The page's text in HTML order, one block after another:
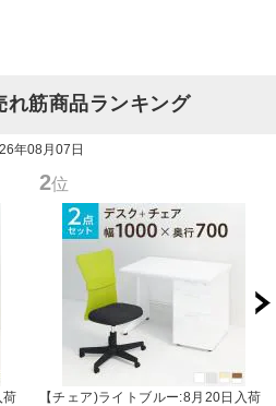
れ筋商品ランキング
年08月07日
荷
2位
【チェア)ライトブルー:8月20日入荷